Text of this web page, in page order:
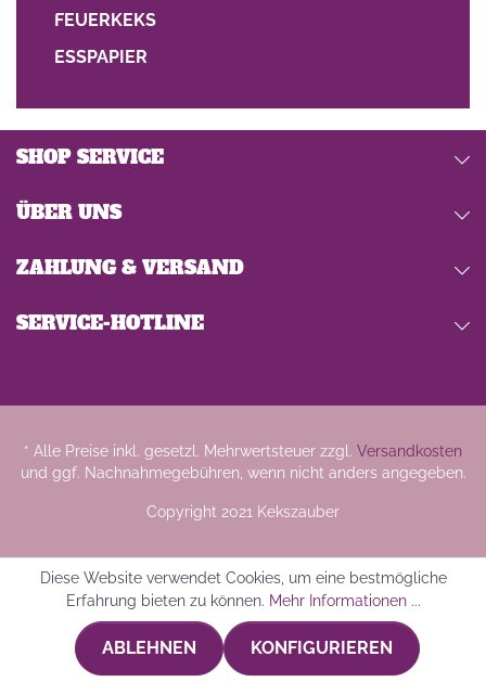
FEUERKEKS
ESSPAPIER
SERVICE-HOTLINE
SHOP SERVICE
ÜBER UNS
ZAHLUNG & VERSAND
* Alle Preise inkl. gesetzl. Mehrwertsteuer zzgl. Versandkosten
und ggf. Nachnahmegebühren, wenn nicht anders angegeben.
Copyright 2021 Kekszauber
Diese Website verwendet Cookies, um eine bestmögliche
Erfahrung bieten zu können. Mehr Informationen ...
ABLEHNEN KONFIGURIEREN